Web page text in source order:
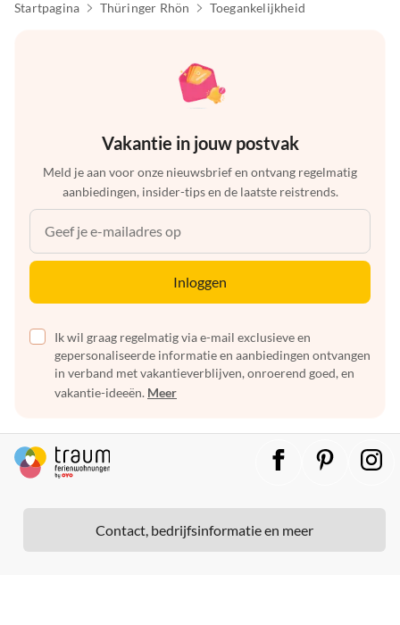
Startpagina Thüringer Rhön Toegankelijkheid
Vakantie in jouw postvak
Meld je aan voor onze nieuwsbrief en ontvang regelmatig
aanbiedingen, insider-tips en de laatste reistrends.
Inloggen
Ik wil graag regelmatig via e-mail exclusieve en
gepersonaliseerde informatie en aanbiedingen ontvangen
in verband met vakantieverblijven, onroerend goed, en
vakantie-ideeën. Meer
Contact, bedrijfsinformatie en meer